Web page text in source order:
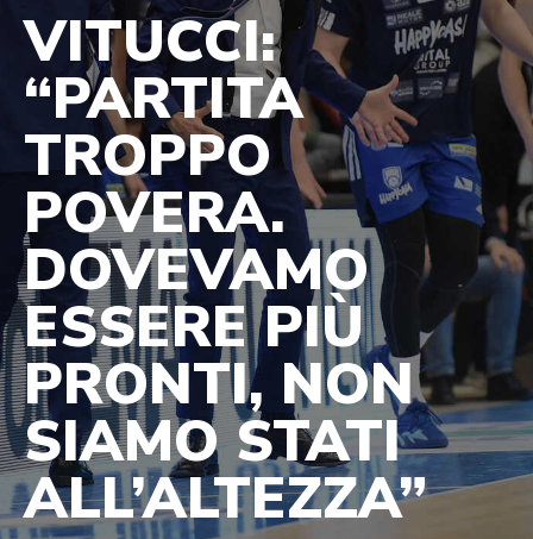
VITUCCI:
“PARTITA
TROPPO
POVERA.
DOVEVAMO
ESSERE PIÙ
PRONTI, NON
SIAMO STATI
ALL’ALTEZZA”